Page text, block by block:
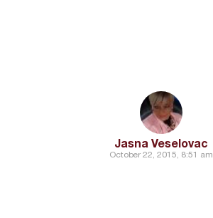
Jasna Veselovac
October 22, 2015, 8:51 am